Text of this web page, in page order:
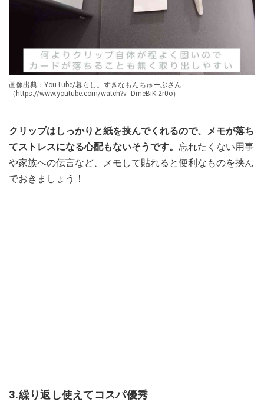
画像出典：YouTube/暮らし。すきなもんちゅーぶさん
（https://www.youtube.com/watch?v=DmeBiK-2r0o）
クリップはしっかりと紙を挟んでくれるので、メモが落ち
てストレスになる心配もないそうです。 忘れたくない用事
や家族への伝言など、メモして貼れると便利なものを挟ん
でおきましょう！
3.繰り返し使えてコスパ優秀